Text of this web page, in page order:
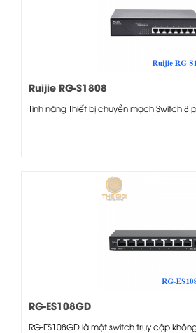
Ruijie RG-S1808
Tính năng Thiết bị chuyển mạch Switch 8
RG-ES108GD
RG-ES108GD là một switch truy cập